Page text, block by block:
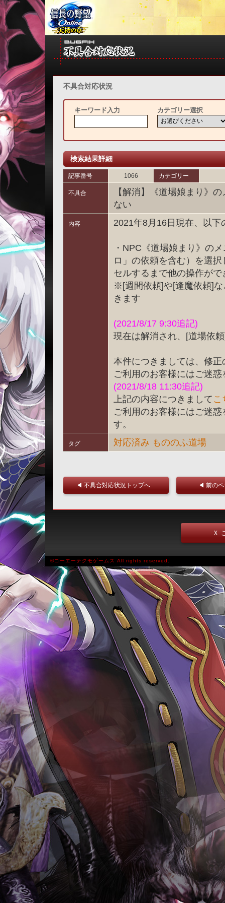
不具合対応状況
キーワード入力 カテゴリー選択
検索結果詳細
記事番号 1066 カテゴリー
不具合
【解消】《道場娘まり》
ない
内容 2021年8月16日現在、以
・NPC《道場娘まり》の
ロ」の依頼を含む）を選
セルするまで他の操作がで
※[週間依頼]や[逢魔依頼]
きます
(2021/8/17 9:30追記)
現在は解消され、[道場依
本件につきましては、修
ご利用のお客様にはご迷
(2021/8/18 11:30追記)
上記の内容につきましてこ
ご利用のお客様にはご迷
す。
タグ 対応済み もののふ道場
◀ 不具合対応状況トップへ ◀ 前の
Ｘ